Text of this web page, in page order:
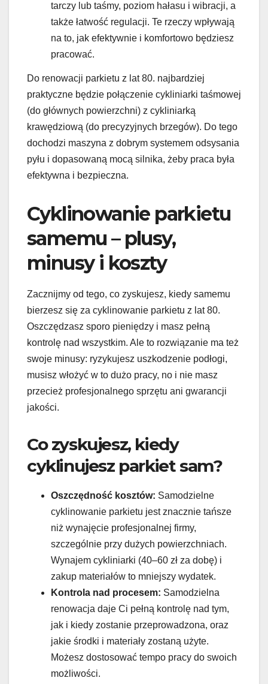
tarczy lub taśmy, poziom hałasu i wibracji, a
także łatwość regulacji. Te rzeczy wpływają
na to, jak efektywnie i komfortowo będziesz
pracować.
Do renowacji parkietu z lat 80. najbardziej
praktyczne będzie połączenie cykliniarki taśmowej
(do głównych powierzchni) z cykliniarką
krawędziową (do precyzyjnych brzegów). Do tego
dochodzi maszyna z dobrym systemem odsysania
pyłu i dopasowaną mocą silnika, żeby praca była
efektywna i bezpieczna.
Cyklinowanie parkietu
samemu – plusy,
minusy i koszty
Zacznijmy od tego, co zyskujesz, kiedy samemu
bierzesz się za cyklinowanie parkietu z lat 80.
Oszczędzasz sporo pieniędzy i masz pełną
kontrolę nad wszystkim. Ale to rozwiązanie ma też
swoje minusy: ryzykujesz uszkodzenie podłogi,
musisz włożyć w to dużo pracy, no i nie masz
przecież profesjonalnego sprzętu ani gwarancji
jakości.
Co zyskujesz, kiedy
cyklinujesz parkiet sam?
Oszczędność kosztów: Samodzielne
cyklinowanie parkietu jest znacznie tańsze
niż wynajęcie profesjonalnej firmy,
szczególnie przy dużych powierzchniach.
Wynajem cykliniarki (40–60 zł za dobę) i
zakup materiałów to mniejszy wydatek.
Kontrola nad procesem: Samodzielna
renowacja daje Ci pełną kontrolę nad tym,
jak i kiedy zostanie przeprowadzona, oraz
jakie środki i materiały zostaną użyte.
Możesz dostosować tempo pracy do swoich
możliwości.